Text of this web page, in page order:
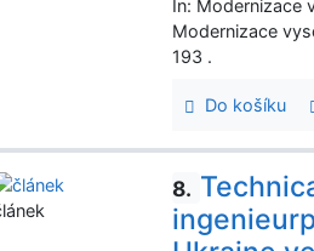
In: Modernizace
Modernizace
193 .
Do košíku
8.